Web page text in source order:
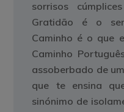
sorrisos
Gratidão é o
Caminho é o que
Caminho
assoberbado de
que te ensina
sinónimo de